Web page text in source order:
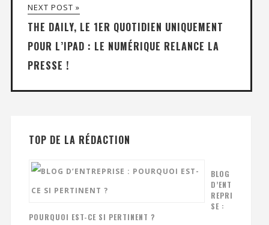
NEXT POST »
THE DAILY, LE 1ER QUOTIDIEN UNIQUEMENT
POUR L’IPAD : LE NUMÉRIQUE RELANCE LA
PRESSE !
TOP DE LA RÉDACTION
BLOG
D’ENT
REPRI
SE :
POURQUOI EST-CE SI PERTINENT ?